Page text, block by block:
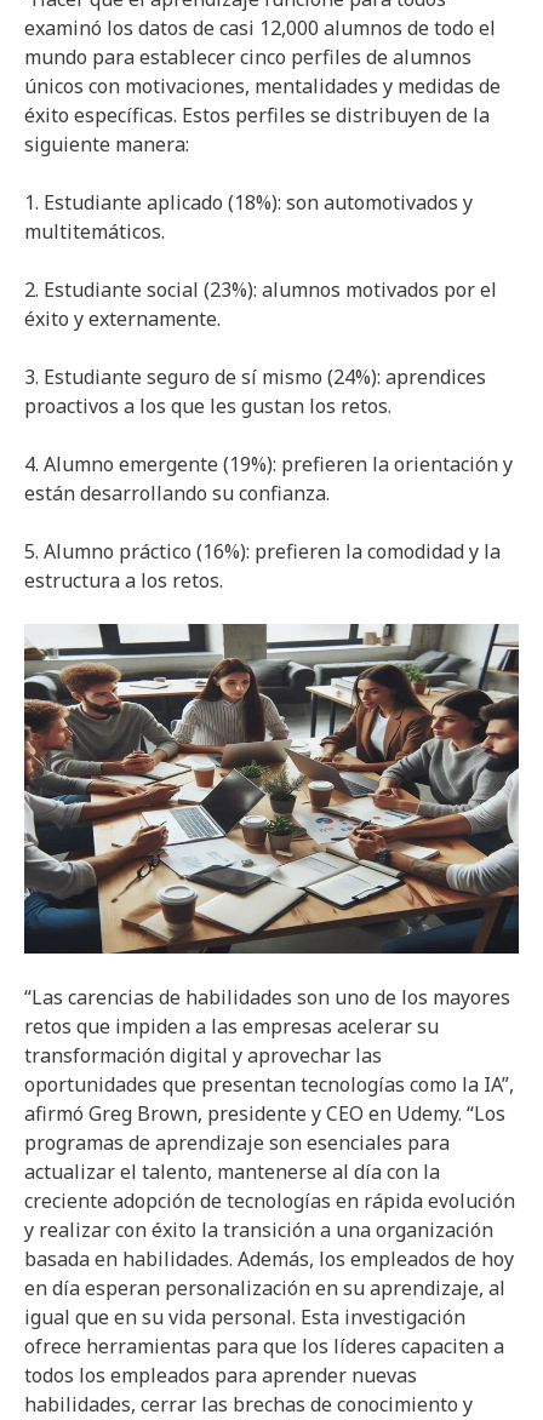
examinó los datos de casi 12,000 alumnos de todo el
mundo para establecer cinco perfiles de alumnos
únicos con motivaciones, mentalidades y medidas de
éxito específicas. Estos perfiles se distribuyen de la
siguiente manera:
1. Estudiante aplicado (18%): son automotivados y
multitemáticos.
2. Estudiante social (23%): alumnos motivados por el
éxito y externamente.
3. Estudiante seguro de sí mismo (24%): aprendices
proactivos a los que les gustan los retos.
4. Alumno emergente (19%): prefieren la orientación y
están desarrollando su confianza.
5. Alumno práctico (16%): prefieren la comodidad y la
estructura a los retos.
“Las carencias de habilidades son uno de los mayores
retos que impiden a las empresas acelerar su
transformación digital y aprovechar las
oportunidades que presentan tecnologías como la IA”,
afirmó Greg Brown, presidente y CEO en Udemy. “Los
programas de aprendizaje son esenciales para
actualizar el talento, mantenerse al día con la
creciente adopción de tecnologías en rápida evolución
y realizar con éxito la transición a una organización
basada en habilidades. Además, los empleados de hoy
en día esperan personalización en su aprendizaje, al
igual que en su vida personal. Esta investigación
ofrece herramientas para que los líderes capaciten a
todos los empleados para aprender nuevas
habilidades, cerrar las brechas de conocimiento y